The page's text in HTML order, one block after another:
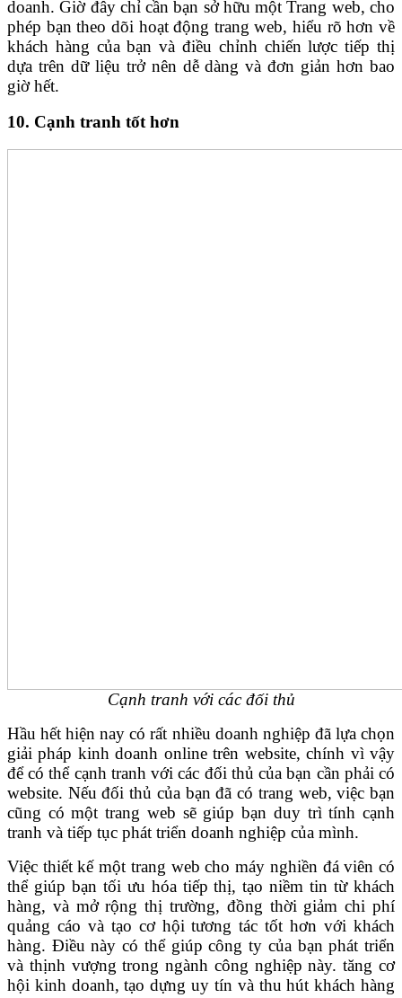
doanh. Giờ đây chỉ cần bạn sở hữu một Trang web, cho
phép bạn theo dõi hoạt động trang web, hiểu rõ hơn về
khách hàng của bạn và điều chỉnh chiến lược tiếp thị
dựa trên dữ liệu trở nên dễ dàng và đơn giản hơn bao
giờ hết.
10. Cạnh tranh tốt hơn
Cạnh tranh với các đối thủ
Hầu hết hiện nay có rất nhiều doanh nghiệp đã lựa chọn
giải pháp kinh doanh online trên website, chính vì vậy
để có thể cạnh tranh với các đối thủ của bạn cần phải có
website. Nếu đối thủ của bạn đã có trang web, việc bạn
cũng có một trang web sẽ giúp bạn duy trì tính cạnh
tranh và tiếp tục phát triển doanh nghiệp của mình.
Việc thiết kế một trang web cho máy nghiền đá viên có
thể giúp bạn tối ưu hóa tiếp thị, tạo niềm tin từ khách
hàng, và mở rộng thị trường, đồng thời giảm chi phí
quảng cáo và tạo cơ hội tương tác tốt hơn với khách
hàng. Điều này có thể giúp công ty của bạn phát triển
và thịnh vượng trong ngành công nghiệp này. tăng cơ
hội kinh doanh, tạo dựng uy tín và thu hút khách hàng